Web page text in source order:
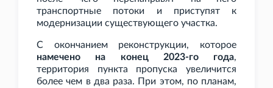
транспортные потоки и приступят к
модернизации существующего участка.
С окончанием реконструкции, которое
намечено на конец 2023-го года,
территория пункта пропуска увеличится
более чем в два раза. При этом, по планам,